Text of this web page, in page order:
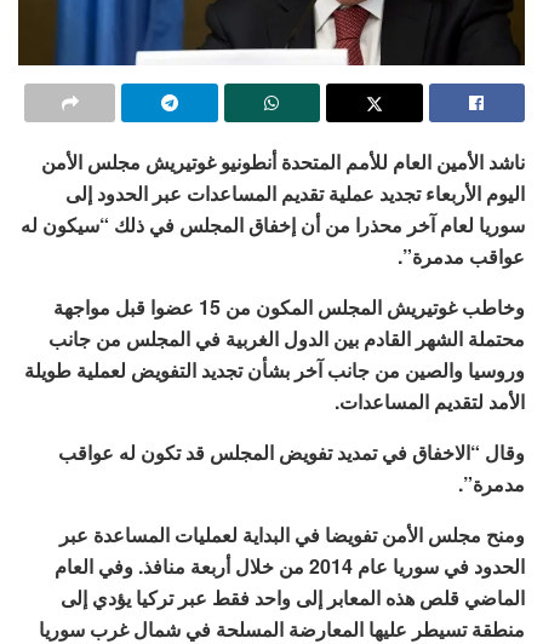
ناشد الأمين العام للأمم المتحدة أنطونيو غوتيريش مجلس الأمن
اليوم الأربعاء تجديد عملية تقديم المساعدات عبر الحدود إلى
سوريا لعام آخر محذرا من أن إخفاق المجلس في ذلك “سيكون له
عواقب مدمرة”.
وخاطب غوتيريش المجلس المكون من 15 عضوا قبل مواجهة
محتملة الشهر القادم بين الدول الغربية في المجلس من جانب
وروسيا والصين من جانب آخر بشأن تجديد التفويض لعملية طويلة
الأمد لتقديم المساعدات.
وقال “الاخفاق في تمديد تفويض المجلس قد تكون له عواقب
مدمرة”.
ومنح مجلس الأمن تفويضا في البداية لعمليات المساعدة عبر
الحدود في سوريا عام 2014 من خلال أربعة منافذ. وفي العام
الماضي قلص هذه المعابر إلى واحد فقط عبر تركيا يؤدي إلى
منطقة تسيطر عليها المعارضة المسلحة في شمال غرب سوريا